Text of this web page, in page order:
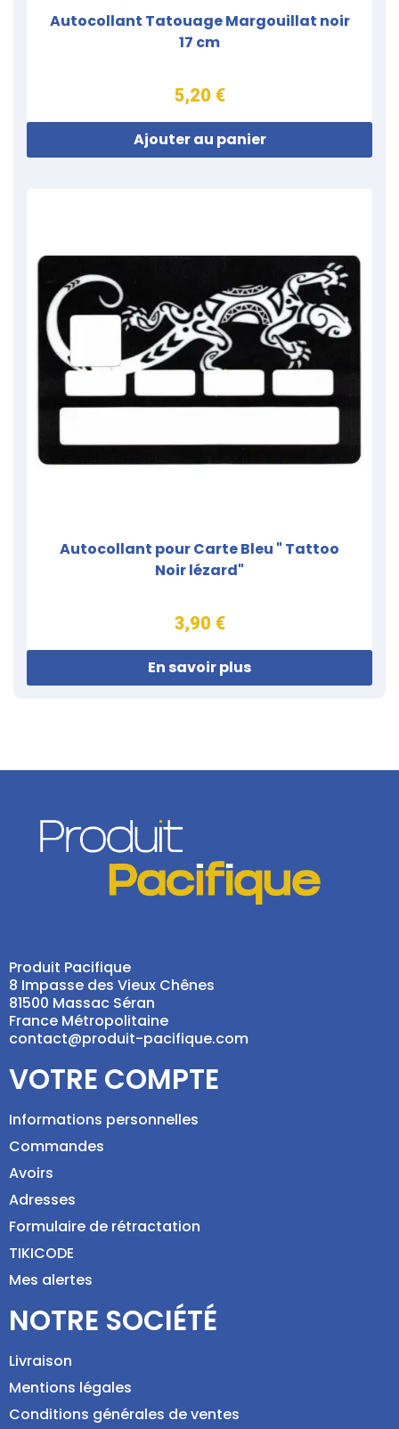
Autocollant Tatouage Margouillat noir
17 cm
5,20 €
Ajouter au panier
Autocollant pour Carte Bleu " Tattoo
Noir lézard"
3,90 €
En savoir plus
Produit Pacifique
8 Impasse des Vieux Chênes
81500 Massac Séran
France Métropolitaine
contact@produit-pacifique.com
VOTRE COMPTE
Informations personnelles
Commandes
Avoirs
Adresses
Formulaire de rétractation
TIKICODE
Mes alertes
NOTRE SOCIÉTÉ
Livraison
Mentions légales
Conditions générales de ventes